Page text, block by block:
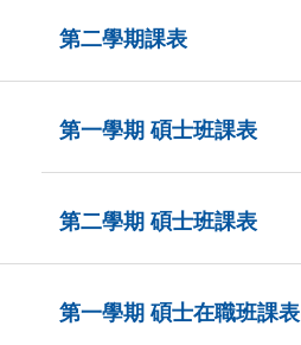
第二學期課表
第一學期 碩士班課表
第二學期 碩士班課表
第一學期 碩士在職班課表